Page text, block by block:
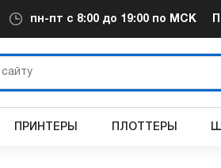
пн-пт с 8:00 до 19:00 по МСК
ПРИНТЕРЫ ПЛОТТЕРЫ